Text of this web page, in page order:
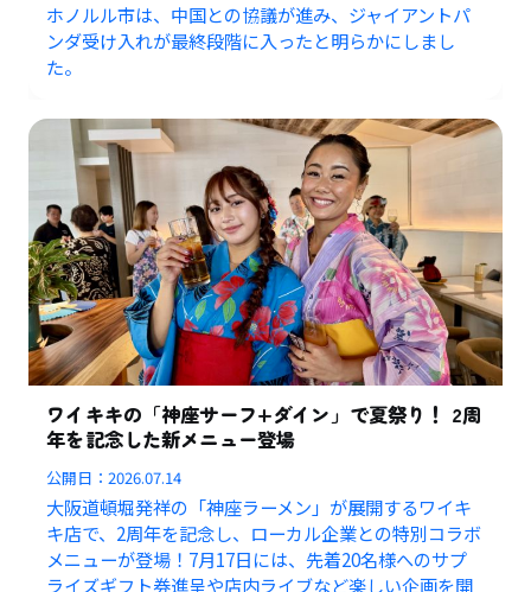
ホノルル市は、中国との協議が進み、ジャイアントパ
ンダ受け入れが最終段階に入ったと明らかにしまし
た。
ワイキキの「神座サーフ+ダイン」で夏祭り！ 2周
年を記念した新メニュー登場
公開日：2026.07.14
大阪道頓堀発祥の「神座ラーメン」が展開するワイキ
キ店で、2周年を記念し、ローカル企業との特別コラボ
メニューが登場！7月17日には、先着20名様へのサプ
ライズギフト券進呈や店内ライブなど楽しい企画を開